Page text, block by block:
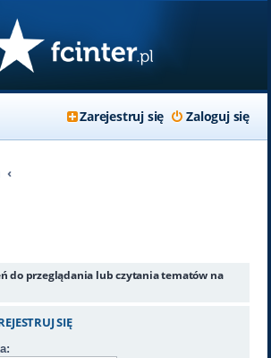
Zaloguj się
Zarejestruj się
do przeglądania lub czytania tematów na
SIĘ